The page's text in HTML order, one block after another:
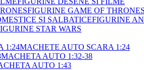
FIGURINE GAME OF THRONES
FIGURINE
STAR WARS
MACHETE AUTO SCARA 1:24
MACHETA AUTO 1:32-38
AUTO 1:43